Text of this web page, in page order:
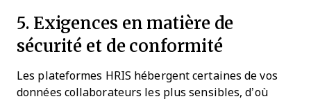
5. Exigences en matière de
sécurité et de conformité
Les plateformes HRIS hébergent certaines de vos
données collaborateurs les plus sensibles, d’où